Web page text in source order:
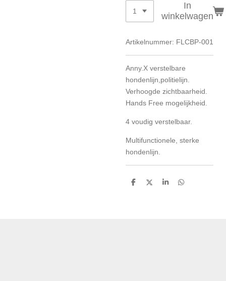
In
winkelwagen
Artikelnummer: FLCBP-001
Anny.X verstelbare
hondenlijn,politielijn.
Verhoogde zichtbaarheid.
Hands Free mogelijkheid.
4 voudig verstelbaar.
Multifunctionele, sterke
hondenlijn.
D
D
S
D